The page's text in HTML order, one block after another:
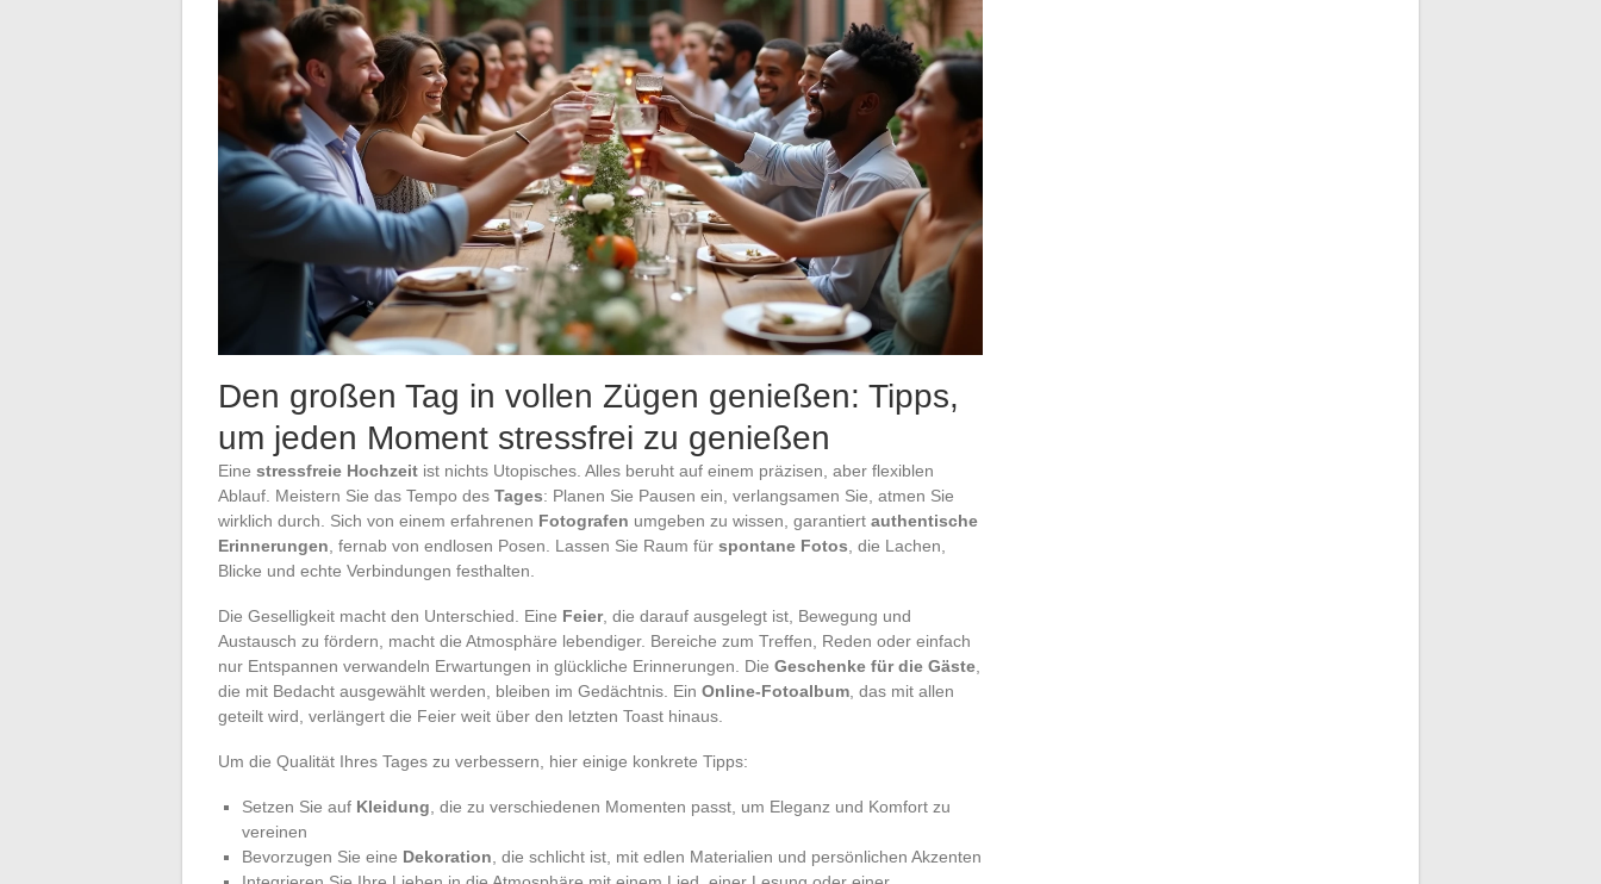
Den großen Tag in vollen Zügen genießen: Tipps,
um jeden Moment stressfrei zu genießen
Eine stressfreie Hochzeit ist nichts Utopisches. Alles beruht auf einem präzisen, aber flexiblen
Ablauf. Meistern Sie das Tempo des Tages: Planen Sie Pausen ein, verlangsamen Sie, atmen Sie
wirklich durch. Sich von einem erfahrenen Fotografen umgeben zu wissen, garantiert authentische
Erinnerungen , fernab von endlosen Posen. Lassen Sie Raum für spontane Fotos , die Lachen,
Blicke und echte Verbindungen festhalten.
Die Geselligkeit macht den Unterschied. Eine Feier, die darauf ausgelegt ist, Bewegung und
Austausch zu fördern, macht die Atmosphäre lebendiger. Bereiche zum Treffen, Reden oder einfach
nur Entspannen verwandeln Erwartungen in glückliche Erinnerungen. Die Geschenke für die Gäste
die mit Bedacht ausgewählt werden, bleiben im Gedächtnis. Ein Online-Fotoalbum , das mit allen
geteilt wird, verlängert die Feier weit über den letzten Toast hinaus.
Um die Qualität Ihres Tages zu verbessern, hier einige konkrete Tipps:
Setzen Sie auf Kleidung , die zu verschiedenen Momenten passt, um Eleganz und Komfort zu
vereinen
Bevorzugen Sie eine Dekoration , die schlicht ist, mit edlen Materialien und persönlichen Akzenten